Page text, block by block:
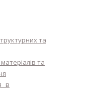
та
та
в